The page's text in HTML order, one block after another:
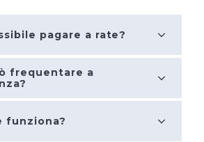
pagare a rate?
frequentare a
funziona?